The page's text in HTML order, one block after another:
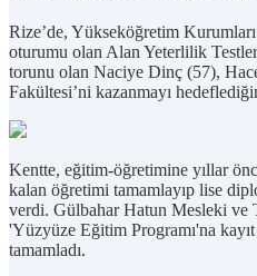
Rize’de, Yükseköğretim
oturumu olan Alan Yeterlilik
torunu olan Naciye Dinç (57),
Fakültesi’ni kazanmayı
Kentte, eğitim-öğretimine yıllar
kalan öğretimi tamamlayıp lise
verdi. Gülbahar Hatun Mesleki ve
'Yüzyüze Eğitim Programı'na
tamamladı.